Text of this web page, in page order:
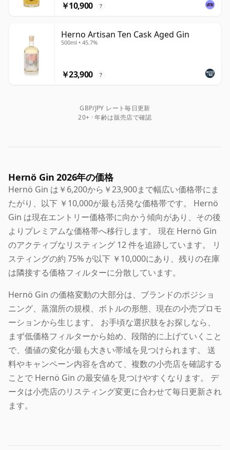
￥10,900 ?
Herno Artisan Ten Cask Aged Gin
500ml • 45.7%
￥23,900 ?
GBP/JPY レート毎日更新
20+ · 年齢は販売店で確認
Hernö Gin 2026年の価格
Hernö Gin は￥6,200から￥23,900まで幅広い価格帯にま
たがり、以下 ￥10,000が最も活発な価格帯です。 Hernö
Gin は現在エントリー価格帯に向かう傾向があり、その後
よりプレミアムな価格帯へ移行します。 現在 Hernö Gin
のアクティブなリスティング 12 件を追跡しています。 リ
スティングの約 75% が以下 ￥10,000にあり、残りの在庫
は隣接する価格フィルターに分散しています。
Hernö Gin の価格変動の大部分は、ブランドのポジショ
ニング、蒸溜所の規模、ボトルの形態、現在の小売プロモ
ーションから生じます。 お手頃な選択肢をお探しなら、
まず低価格フィルターから始め、段階的に上げていくこと
で、価値の変化が最も大きい帯域を見つけられます。 送
料やキャンペーン内容を含めて、複数の小売店を確認する
ことで Hernö Gin の最安値を見つけやすくなります。 デ
ータは小売店のリスティング変更に合わせて毎日更新され
ます。